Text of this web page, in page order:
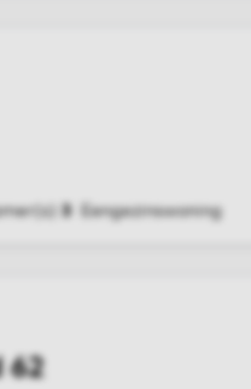
3 Eengezinswoning
62